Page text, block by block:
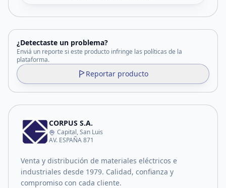
¿Detectaste un problema?
Enviá un reporte si este producto infringe las políticas de la
plataforma.
Reportar producto
CORPUS S.A.
Capital, San Luis
AV. ESPAÑA 871
Venta y distribución de materiales eléctricos e
industriales desde 1979. Calidad, confianza y
compromiso con cada cliente.